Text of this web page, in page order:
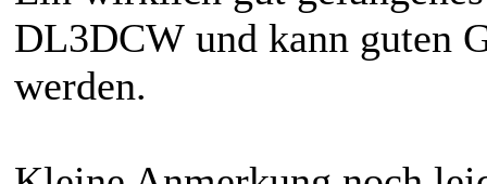
DL3DCW und kann guten
werden.